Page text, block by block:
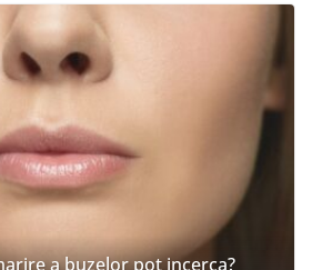
a buzelor pot incerca?